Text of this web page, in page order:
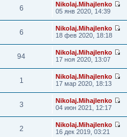
6
Nikolaj.Mihajlenko
05 янв 2020, 14:39
6
Nikolaj.Mihajlenko
18 фев 2020, 18:18
94
Nikolaj.Mihajlenko
17 ноя 2020, 13:07
1
Nikolaj.Mihajlenko
17 мар 2020, 18:13
3
Nikolaj.Mihajlenko
04 июн 2021, 12:17
2
Nikolaj.Mihajlenko
16 дек 2019, 03:21